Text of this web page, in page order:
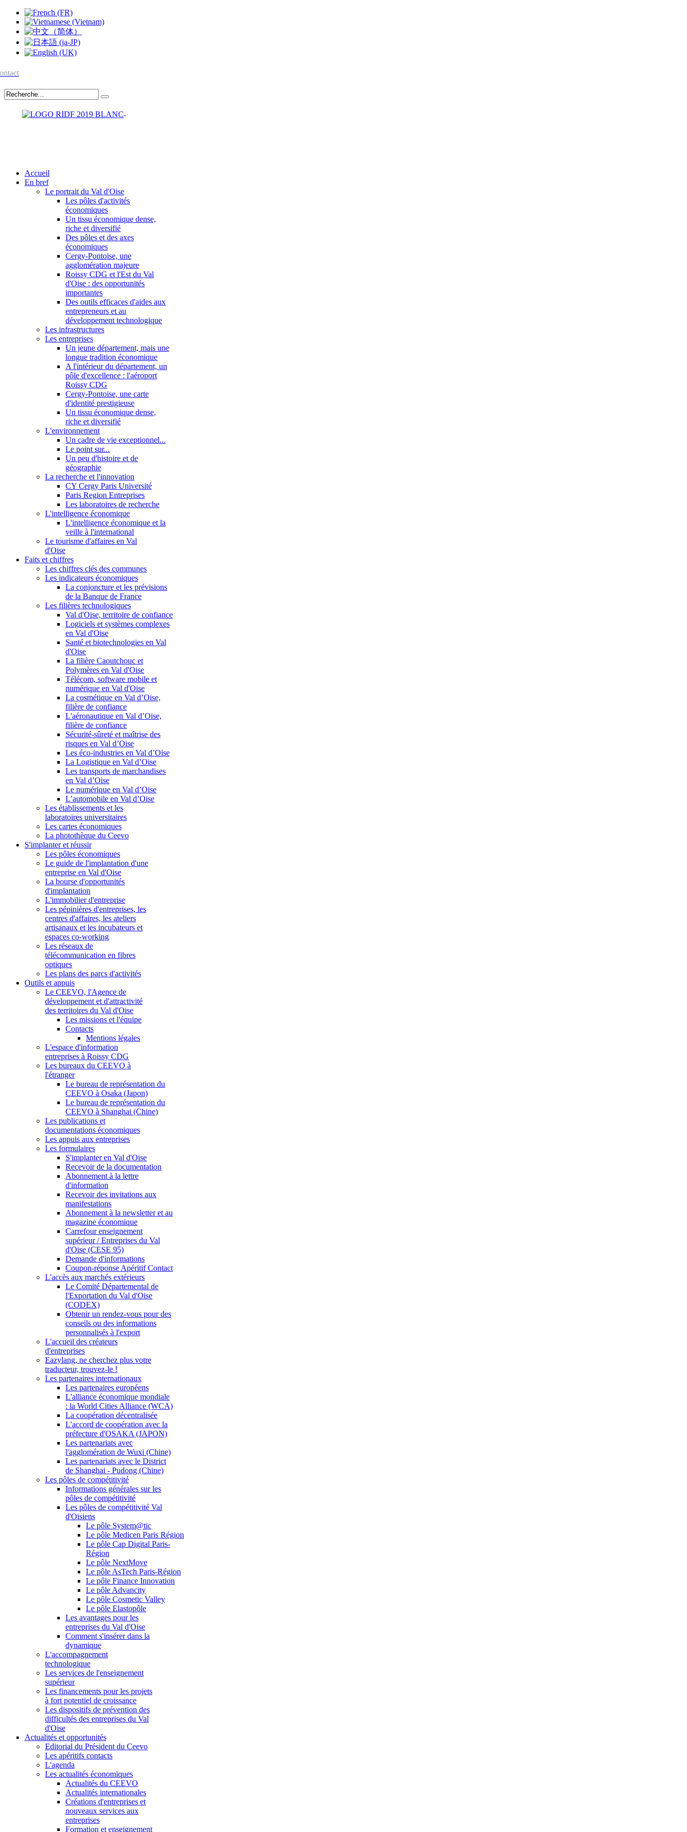
Accueil
En bref
Le portrait du Val d'Oise
Les pôles d'activités
économiques
Un tissu économique dense,
riche et diversifié
Des pôles et des axes
économiques
Cergy-Pontoise, une
agglomération majeure
Roissy CDG et l'Est du Val
d'Oise : des opportunités
importantes
Des outils efficaces d'aides aux
entrepreneurs et au
développement technologique
Les infrastructures
Les entreprises
Un jeune département, mais une
longue tradition économique
A l'intérieur du département, un
pôle d'excellence : l'aéroport
Roissy CDG
Cergy-Pontoise, une carte
d'identité prestigieuse
Un tissu économique dense,
riche et diversifié
L'environnement
Un cadre de vie exceptionnel...
Le point sur...
Un peu d'histoire et de
géographie
La recherche et l'innovation
CY Cergy Paris Université
Paris Region Entreprises
Les laboratoires de recherche
L'intelligence économique
L'intelligence économique et la
veille à l'international
Le tourisme d'affaires en Val
d'Oise
Faits et chiffres
Les chiffres clés des communes
Les indicateurs économiques
La conjoncture et les prévisions
de la Banque de France
Les filières technologiques
Val d'Oise, territoire de confiance
Logiciels et systèmes complexes
en Val d'Oise
Santé et biotechnologies en Val
d'Oise
La filière Caoutchouc et
Polymères en Val d'Oise
Télécom, software mobile et
numérique en Val d'Oise
La cosmétique en Val d’Oise,
filière de confiance
L'aéronautique en Val d’Oise,
filière de confiance
Sécurité-sûreté et maîtrise des
risques en Val d’Oise
Les éco-industries en Val d’Oise
La Logistique en Val d’Oise
Les transports de marchandises
en Val d’Oise
Le numérique en Val d’Oise
L’automobile en Val d’Oise
Les établissements et les
laboratoires universitaires
Les cartes économiques
La photothèque du Ceevo
S'implanter et réussir
Les pôles économiques
Le guide de l'implantation d'une
entreprise en Val d'Oise
La bourse d'opportunités
d'implantation
L'immobilier d'entreprise
Les pépinières d'entreprises, les
centres d'affaires, les ateliers
artisanaux et les incubateurs et
espaces co-working
Les réseaux de
télécommunication en fibres
optiques
Les plans des parcs d'activités
Outils et appuis
Le CEEVO, l'Agence de
développement et d'attractivité
des territoires du Val d'Oise
Les missions et l'équipe
Contacts
Mentions légales
L'espace d'information
entreprises à Roissy CDG
Les bureaux du CEEVO à
l'étranger
Le bureau de représentation du
CEEVO à Osaka (Japon)
Le bureau de représentation du
CEEVO à Shanghai (Chine)
Les publications et
documentations économiques
Les appuis aux entreprises
Les formulaires
S'implanter en Val d'Oise
Recevoir de la documentation
Abonnement à la lettre
d'information
Recevoir des invitations aux
manifestations
Abonnement à la newsletter et au
magazine économique
Carrefour enseignement
supérieur / Entreprises du Val
d'Oise (CESE 95)
Demande d'informations
Coupon-réponse Apéritif Contact
L'accès aux marchés extérieurs
Le Comité Départemental de
l'Exportation du Val d'Oise
(CODEX)
Obtenir un rendez-vous pour des
conseils ou des informations
personnalisés à l'export
L'accueil des créateurs
d'entreprises
Eazylang, ne cherchez plus votre
traducteur, trouvez-le !
Les partenaires internationaux
Les partenaires européens
L'alliance économique mondiale
: la World Cities Alliance (WCA)
La coopération décentralisée
L'accord de coopération avec la
préfecture d'OSAKA (JAPON)
Les partenariats avec
l'agglomération de Wuxi (Chine)
Les partenariats avec le District
de Shanghai - Pudong (Chine)
Les pôles de compétitivité
Informations générales sur les
pôles de compétitivité
Les pôles de compétitivité Val
d'Oisiens
Le pôle System@tic
Le pôle Medicen Paris Région
Le pôle Cap Digital Paris-
Région
Le pôle NextMove
Le pôle AsTech Paris-Région
Le pôle Finance Innovation
Le pôle Advancity
Le pôle Cosmetic Valley
Le pôle Elastopôle
Les avantages pour les
entreprises du Val d'Oise
Comment s'insérer dans la
dynamique
L'accompagnement
technologique
Les services de l'enseignement
supérieur
Les financements pour les projets
à fort potentiel de croissance
Les dispositifs de prévention des
difficultés des entreprises du Val
d'Oise
Actualités et opportunités
Editorial du Président du Ceevo
Les apéritifs contacts
L'agenda
Les actualités économiques
Actualités du CEEVO
Actualités internationales
Créations d'entreprises et
nouveaux services aux
entreprises
Formation et enseignement